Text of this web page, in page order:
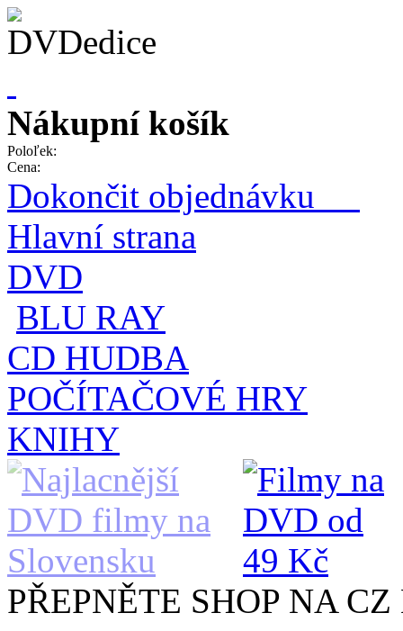
Nákupní košík
Poloľek:
Cena:
Dokončit objednávku
Hlavní strana
DVD
BLU RAY
CD HUDBA
POČÍTAČOVÉ HRY
KNIHY
PŘEPNĚTE SHOP NA